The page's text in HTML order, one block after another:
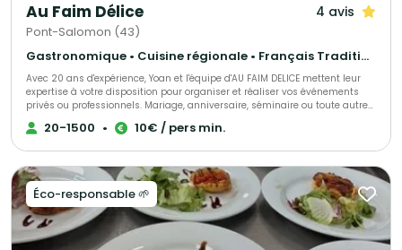
Au Faim Délice 4 avis
Pont-Salomon (43)
Gastronomique • Cuisine régionale • Français Traditionnel
Avec 20 ans d'expérience, Yoan et l'équipe d'AU FAIM DELICE mettent leur
expertise à votre disposition pour organiser et réaliser vos événements
privés ou professionnels. Mariage, anniversaire, séminaire ou toute autre
réception, nous vous accompagnons à chaque étape pour faire de votre
projet une réussite. AU FAIM DELICE, spécialiste de l'organisation de
qualifiés et expérimentés s'engage à vous offrir une prestation sur-
mesure, avec des formules adaptées à tous les budgets. Faites confiance
à notre savoir-faire pour transformer votre réception en un moment
unique, inoubliable et riche en saveurs. Consultez notre page pour
découvrir nos services, et contactez notre Chef dès aujourd'hui pour une
expérience culinaire à la hauteur de vos attentes.
20-1500 • 10€ / pers min.
Éco-responsable 🌱